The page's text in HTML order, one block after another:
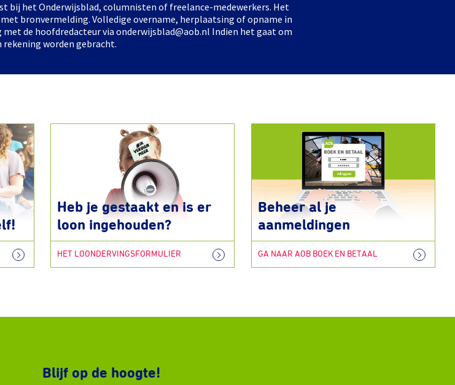
bij het Onderwijsblad, columnisten of freelance-medewerkers. Het
bronvermelding. Volledige overname, herplaatsing of opname in
de hoofdredacteur via onderwijsblad@aob.nl Indien het gaat om
worden gebracht.
Heb je gestaakt en is er
loon ingehouden?
HET LOONDERVINGSFORMULIER
Beheer al je
aanmeldingen
GA NAAR AOB BOEK EN BETAAL
Blijf op de hoogte!